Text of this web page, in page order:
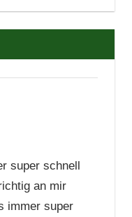
super schnell
an mir
immer super